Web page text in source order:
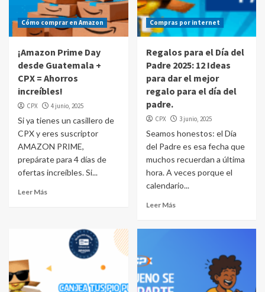
Cómo comprar en Amazon
¡Amazon Prime Day
desde Guatemala +
CPX = Ahorros
increíbles!
CPX 4 junio, 2025
Si ya tienes un casillero de
CPX y eres suscriptor
AMAZON PRIME,
prepárate para 4 días de
ofertas increíbles. Si...
Leer Más
Compras por internet
Regalos para el Día del
Padre 2025: 12 Ideas
para dar el mejor
regalo para el día del
padre.
CPX 3 junio, 2025
Seamos honestos: el Día
del Padre es esa fecha que
muchos recuerdan a última
hora. A veces porque el
calendario...
Leer Más